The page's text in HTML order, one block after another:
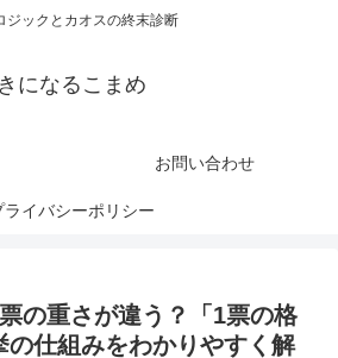
ジックとカオスの終末診断
きになるこまめ
お問い合わせ
ライバシーポリシー
の重さが違う？「1票の格
の仕組みをわかりやすく解